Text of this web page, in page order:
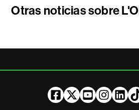
Otras noticias sobre